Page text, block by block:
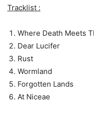
Tracklist :
Where Death Meets
Dear Lucifer
Rust
Wormland
Forgotten Lands
At Niceae